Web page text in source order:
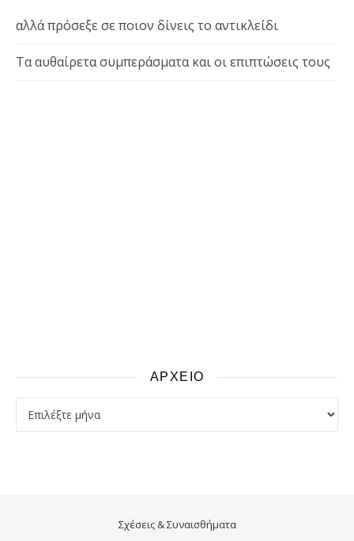
αλλά πρόσεξε σε ποιον δίνεις το αντικλείδι
Τα αυθαίρετα συμπεράσματα και οι επιπτώσεις τους
ΑΡΧΕΙΟ
Σχέσεις & Συναισθήματα